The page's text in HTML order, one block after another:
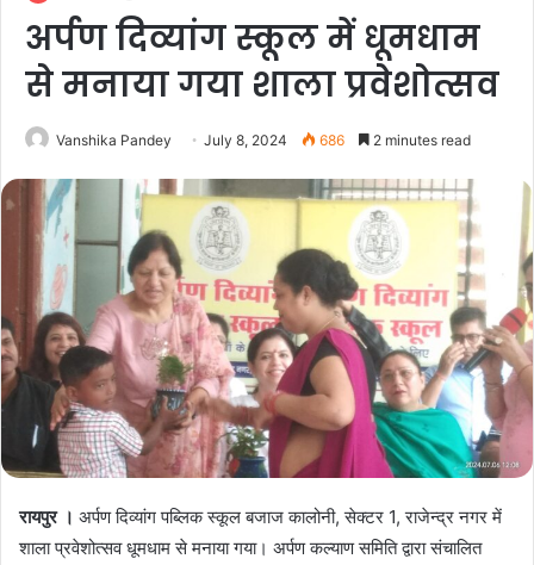
अर्पण दिव्यांग स्कूल में धूमधाम
से मनाया गया शाला प्रवेशोत्सव
Vanshika Pandey July 8, 2024 686 2 minutes read
रायपुर । अर्पण दिव्यांग पब्लिक स्कूल बजाज कालोनी, सेक्टर 1, राजेन्द्र नगर में
शाला प्रवेशोत्सव धूमधाम से मनाया गया। अर्पण कल्याण समिति द्वारा संचालित